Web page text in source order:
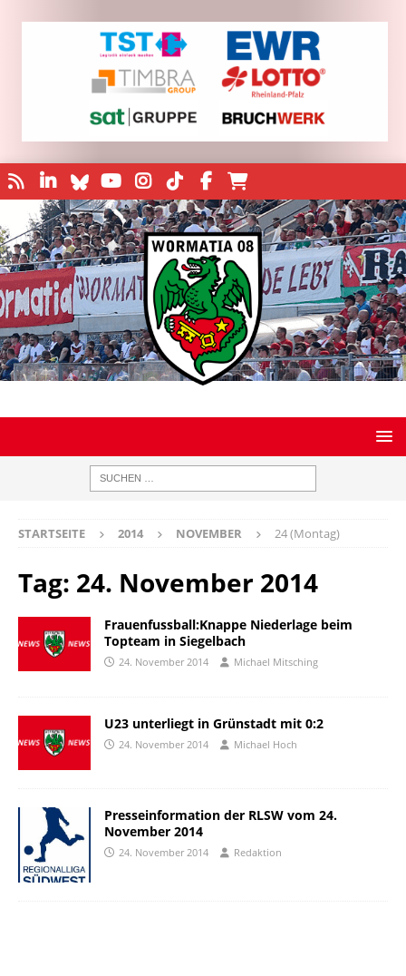
STARTSEITE 2014 NOVEMBER 24 (Montag)
Tag: 24. November 2014
Frauenfussball:Knappe Niederlage beim
Topteam in Siegelbach
24. November 2014 Michael Mitsching
U23 unterliegt in Grünstadt mit 0:2
24. November 2014 Michael Hoch
Presseinformation der RLSW vom 24.
November 2014
24. November 2014 Redaktion